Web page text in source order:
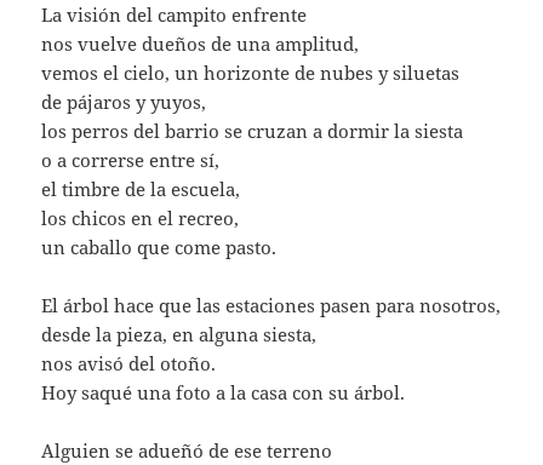
La visión del campito enfrente
nos vuelve dueños de una amplitud,
vemos el cielo, un horizonte de nubes y siluetas
de pájaros y yuyos,
los perros del barrio se cruzan a dormir la siesta
o a correrse entre sí,
el timbre de la escuela,
los chicos en el recreo,
un caballo que come pasto.
El árbol hace que las estaciones pasen para nosotros,
desde la pieza, en alguna siesta,
nos avisó del otoño.
Hoy saqué una foto a la casa con su árbol.
Alguien se adueñó de ese terreno